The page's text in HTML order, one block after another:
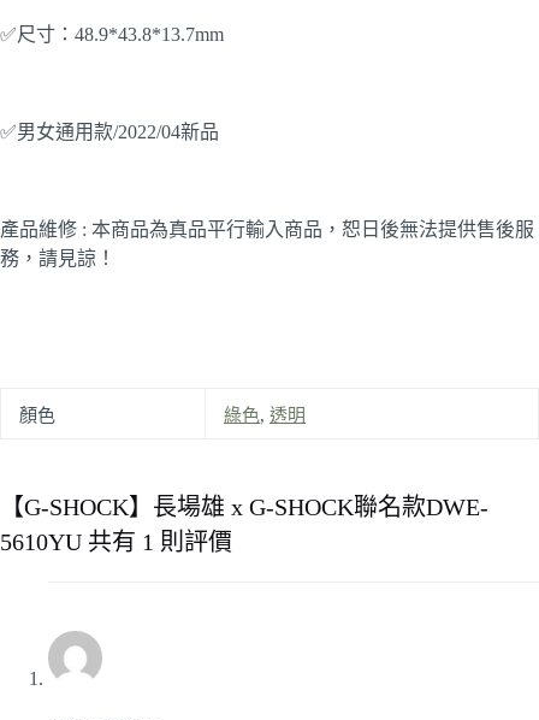
✅尺寸：48.9*43.8*13.7mm
✅男女通用款/2022/04新品
產品維修 : 本商品為真品平行輸入商品，恕日後無法提供售後服
務，請見諒！
顏色 綠色, 透明
【G-SHOCK】長場雄 x G-SHOCK聯名款DWE-
5610YU 共有 1 則評價